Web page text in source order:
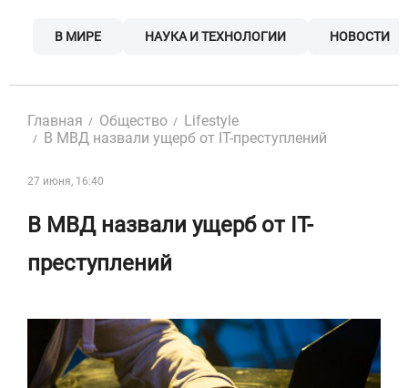
В МИРЕ НАУКА И ТЕХНОЛОГИИ НОВОСТИ
Главная Общество
Lifestyle
В МВД назвали ущерб от IT-преступлений
27 июня, 16:40
В МВД назвали ущерб от IT-
преступлений